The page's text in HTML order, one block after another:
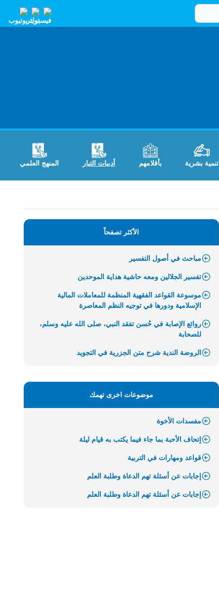
تنمية بشرية بأقلامهم أدبيات التيار المنهج العلمي
الأكثر تصفحاً
مباحث في أصول التفسير
تفسير الجلالين ومعه حاشية هداية الموحدين
موسوعة القواعد الفقهية المنظمة للمعاملات المالية
الإسلامية ودورها في توجيه النظم المعاصرة
روائع الإصابة في حُسن تفقد النبي، صلى الله عليه وسلم،
للصحابة
الروضة الندية شرح متن الجزرية في التجويد
موضوعات اخرى تهمك
مفسدات الأخوة
إتحاف الأحبة بما جاء فيما يكتب به قيام ليلة
قواعد ومهارات في التربية
إجابات عن أسئلة تهم الدعاة وطلبة العلم
إجابات عن أسئلة تهم الدعاة وطلبة العلم